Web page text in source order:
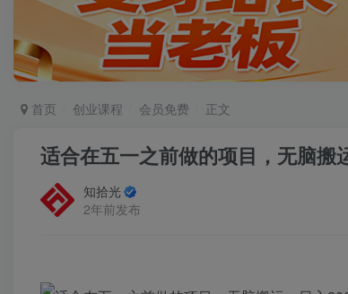
首页 创业课程 会员免费 正文
适合在五一之前做的项目，无脑搬
知拾光
2年前发布